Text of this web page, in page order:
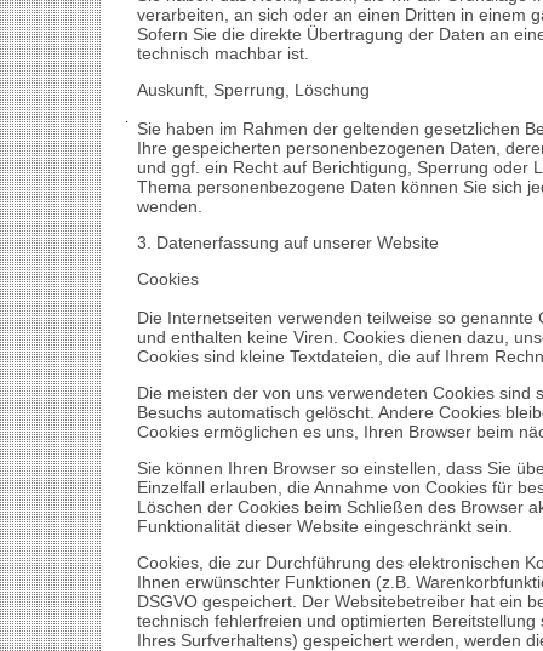
verarbeiten, an sich oder an einen Dritten in einem
Sofern Sie die direkte Übertragung der Daten an
technisch machbar ist.
Auskunft, Sperrung, Löschung
Sie haben im Rahmen der geltenden gesetzlichen
Ihre gespeicherten personenbezogenen Daten,
und ggf. ein Recht auf Berichtigung, Sperrung oder
Thema personenbezogene Daten können Sie sich
wenden.
3. Datenerfassung auf unserer Website
Cookies
Die Internetseiten verwenden teilweise so
und enthalten keine Viren. Cookies dienen dazu,
Cookies sind kleine Textdateien, die auf Ihrem
Die meisten der von uns verwendeten Cookies sind
Besuchs automatisch gelöscht. Andere Cookies
Cookies ermöglichen es uns, Ihren Browser beim
Sie können Ihren Browser so einstellen, dass Sie
Einzelfall erlauben, die Annahme von Cookies für
Löschen der Cookies beim Schließen des Browser
Funktionalität dieser Website eingeschränkt sein.
Cookies, die zur Durchführung des elektronischen
Ihnen erwünschter Funktionen (z.B.
DSGVO gespeichert. Der Websitebetreiber hat ein
technisch fehlerfreien und optimierten
Ihres Surfverhaltens) gespeichert werden, werden